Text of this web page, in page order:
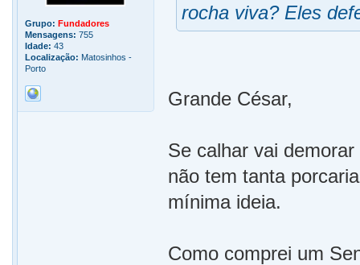
Grupo: Fundadores
Mensagens: 755
Idade: 43
Localização: Matosinhos -
Porto
rocha viva? Eles
Grande César,
Se calhar vai
não tem tanta
mínima ideia.
Como comprei um